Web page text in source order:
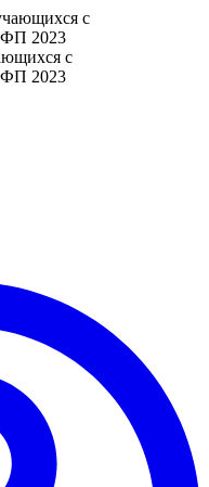
с
ФП 2023